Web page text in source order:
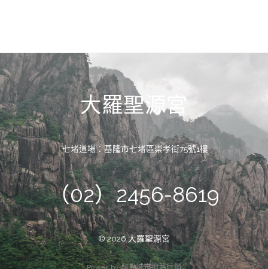
大羅聖源宮
七堵道場：基隆市七堵區崇孝街75號1樓
（02）2456-8619
© 2026 大羅聖源宮
Power by 驅動城市網路行銷